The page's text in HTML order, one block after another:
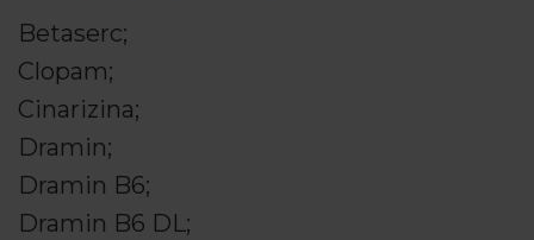
Betaserc;
Clopam;
Cinarizina;
Dramin;
Dramin B6;
Dramin B6 DL;